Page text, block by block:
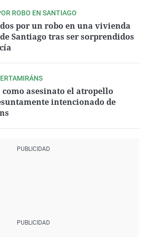
ROBO EN SANTIAGO
por un robo en una vivienda
Santiago tras ser sorprendidos
asesinato el atropello
intencionado de